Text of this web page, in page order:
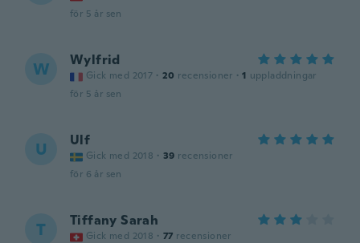
för 5 år sen
W Wylfrid
Gick med 2017 · 20 recensioner · 1 uppladdningar
för 5 år sen
U Ulf
Gick med 2018 · 39 recensioner
för 6 år sen
T Tiffany Sarah
Gick med 2018 · 77 recensioner